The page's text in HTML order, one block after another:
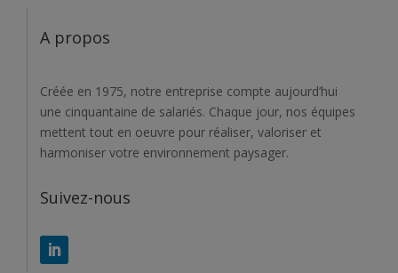
A propos
Créée en 1975, notre entreprise compte aujourd’hui
une cinquantaine de salariés. Chaque jour, nos équipes
mettent tout en oeuvre pour réaliser, valoriser et
harmoniser votre environnement paysager.
Suivez-nous